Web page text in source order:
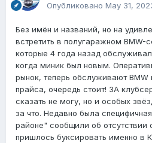
Опубликовано May 31,
Без имён и названий, но на
встретить в полугаражном
которые 4 года назад
когда миник был новым.
рынок, теперь обслуживают BMW
прайса, очередь стоит! ЗА
сказать не могу, но и особых
за что. Недавно была
районе" сообщили об отсутствии
пришлось буксировать именно в